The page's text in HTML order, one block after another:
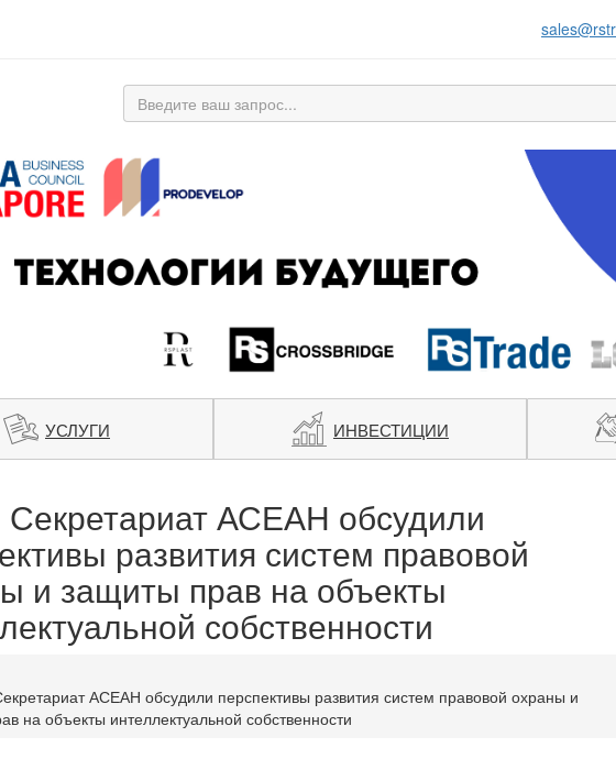
УСЛУГИ ИНВЕСТИЦИИ
АСЕАН обсудили
развития систем правовой
и защиты прав на объекты
собственности
АСЕАН обсудили перспективы развития систем правовой охраны и
на объекты интеллектуальной собственности